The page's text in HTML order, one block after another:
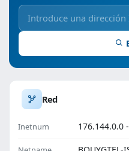
Red
Inetnum 176.144.0.0